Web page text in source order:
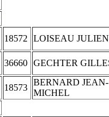
18572
LOISEAU JULIEN
36660 GECHTER
18573
BERNARD JEAN-
MICHEL